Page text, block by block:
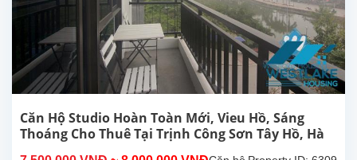
các
trang
thiết bị,
nội
thất...
Căn Hộ Studio Hoàn Toàn Mới, Vieu Hồ, Sáng
Thoáng Cho Thuê Tại Trịnh Công Sơn Tây Hồ, Hà